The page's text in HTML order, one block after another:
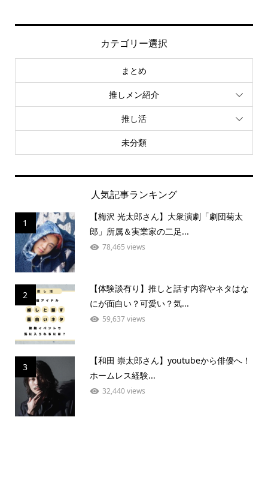
カテゴリー選択
まとめ
推しメン紹介
推し活
未分類
人気記事ランキング
1
【梅沢 光太郎さん】大衆演劇「劇団菊太
郎」所属＆実業家の二足...
78,465 views
2
【体験談有り】推しと話す内容やネタはな
にが面白い？可愛い？気...
59,637 views
3
【和田 崇太郎さん】youtubeから俳優へ！
ホームレス経験...
32,440 views